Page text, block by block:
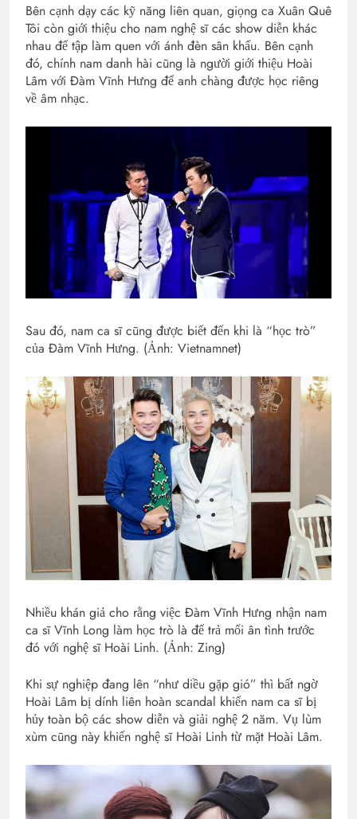
Bên cạnh dạy các kỹ năng liên quan, giọng ca Xuân Quê
Tôi còn giới thiệu cho nam nghệ sĩ các show diễn khác
nhau để tập làm quen với ánh đèn sân khấu. Bên cạnh
đó, chính nam danh hài cũng là người giới thiệu Hoài
Lâm với Đàm Vĩnh Hưng để anh chàng được học riêng
về âm nhạc.
Sau đó, nam ca sĩ cũng được biết đến khi là “học trò”
của Đàm Vĩnh Hưng. (Ảnh: Vietnamnet)
Nhiều khán giả cho rằng việc Đàm Vĩnh Hưng nhận nam
ca sĩ Vĩnh Long làm học trò là để trả mối ân tình trước
đó với nghệ sĩ Hoài Linh. (Ảnh: Zing)
Khi sự nghiệp đang lên “như diều gặp gió” thì bất ngờ
Hoài Lâm bị dính liên hoàn scandal khiến nam ca sĩ bị
hủy toàn bộ các show diễn và giải nghệ 2 năm. Vụ lùm
xùm cũng này khiến nghệ sĩ Hoài Linh từ mặt Hoài Lâm.